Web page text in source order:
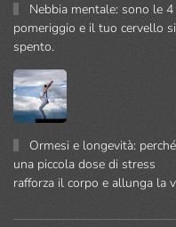
Nebbia mentale: sono le
pomeriggio e il tuo cervello
spento.
Ormesi e longevità: perché
una piccola dose di stress
rafforza il corpo e allunga la